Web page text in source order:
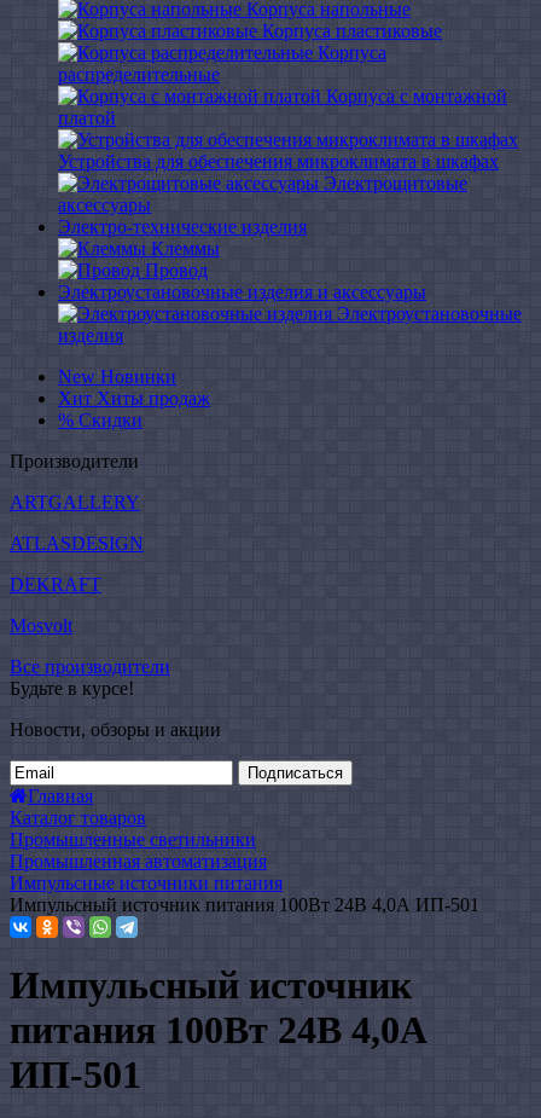
Корпуса напольные
Корпуса пластиковые
Корпуса
распределительные
Корпуса с монтажной
платой
Устройства для обеспечения микроклимата в шкафах
Электрощитовые
аксессуары
Электро-технические изделия
Клеммы
Провод
Электроустановочные изделия и аксессуары
Электроустановочные
изделия
New Новинки
Хит Хиты продаж
% Скидки
Производители
ARTGALLERY
ATLASDESIGN
DEKRAFT
Mosvolt
Все производители
Будьте в курсе!
Новости, обзоры и акции
Подписаться
Главная
Каталог товаров
Промышленные светильники
Промышленная автоматизация
Импульсные источники питания
Импульсный источник питания 100Вт 24В 4,0А ИП-501
Импульсный источник
питания 100Вт 24В 4,0А
ИП-501